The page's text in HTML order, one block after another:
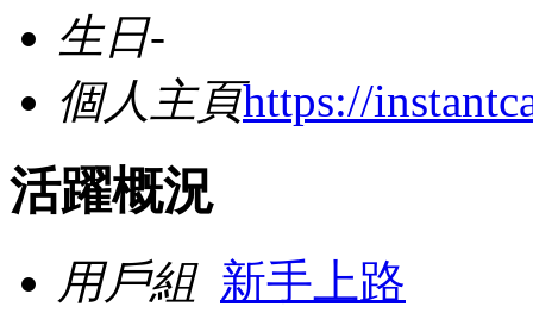
生日-
個人主頁https://
活躍概況
用戶組 新手上路